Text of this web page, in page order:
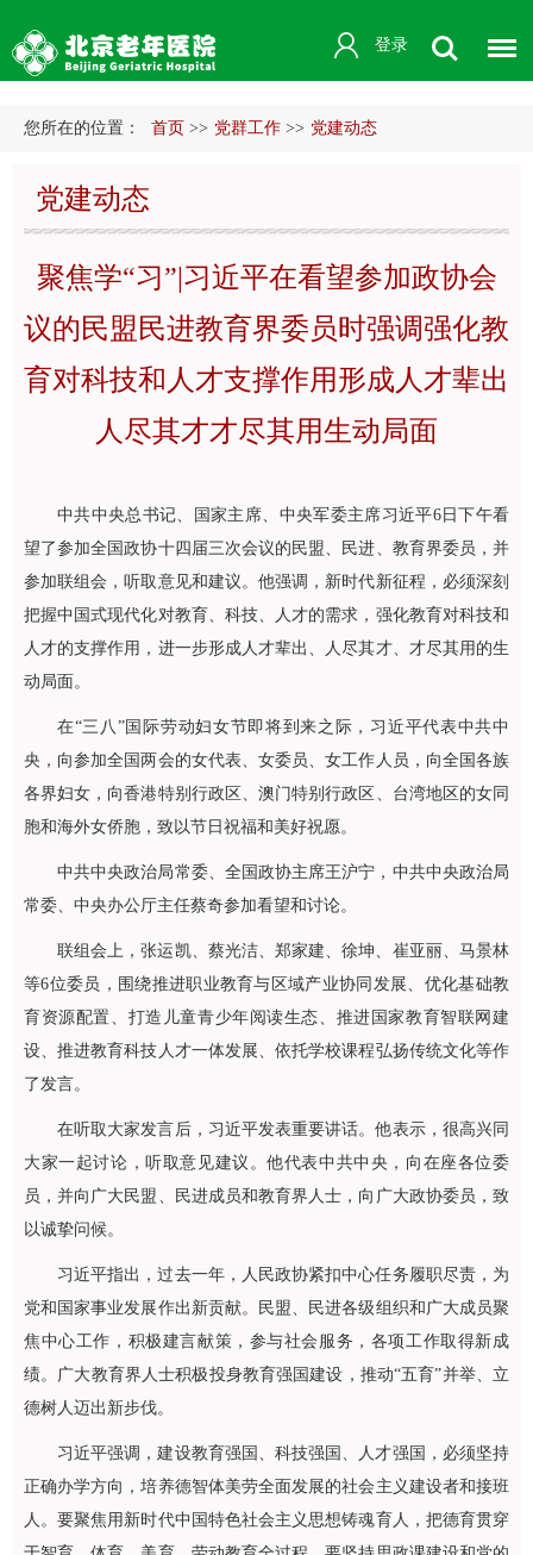
登录
您所在的位置： 首页 >> 党群工作 >> 党建动态
党建动态
聚焦学“习”|习近平在看望参加政协会
议的民盟民进教育界委员时强调强化教
育对科技和人才支撑作用形成人才辈出
人尽其才才尽其用生动局面
中共中央总书记、国家主席、中央军委主席习近平6日下午看
望了参加全国政协十四届三次会议的民盟、民进、教育界委员，并
参加联组会，听取意见和建议。他强调，新时代新征程，必须深刻
把握中国式现代化对教育、科技、人才的需求，强化教育对科技和
人才的支撑作用，进一步形成人才辈出、人尽其才、才尽其用的生
动局面。
在“三八”国际劳动妇女节即将到来之际，习近平代表中共中
央，向参加全国两会的女代表、女委员、女工作人员，向全国各族
各界妇女，向香港特别行政区、澳门特别行政区、台湾地区的女同
胞和海外女侨胞，致以节日祝福和美好祝愿。
中共中央政治局常委、全国政协主席王沪宁，中共中央政治局
常委、中央办公厅主任蔡奇参加看望和讨论。
联组会上，张运凯、蔡光洁、郑家建、徐坤、崔亚丽、马景林
等6位委员，围绕推进职业教育与区域产业协同发展、优化基础教
育资源配置、打造儿童青少年阅读生态、推进国家教育智联网建
设、推进教育科技人才一体发展、依托学校课程弘扬传统文化等作
了发言。
在听取大家发言后，习近平发表重要讲话。他表示，很高兴同
大家一起讨论，听取意见建议。他代表中共中央，向在座各位委
员，并向广大民盟、民进成员和教育界人士，向广大政协委员，致
以诚挚问候。
习近平指出，过去一年，人民政协紧扣中心任务履职尽责，为
党和国家事业发展作出新贡献。民盟、民进各级组织和广大成员聚
焦中心工作，积极建言献策，参与社会服务，各项工作取得新成
绩。广大教育界人士积极投身教育强国建设，推动“五育”并举、立
德树人迈出新步伐。
习近平强调，建设教育强国、科技强国、人才强国，必须坚持
正确办学方向，培养德智体美劳全面发展的社会主义建设者和接班
人。要聚焦用新时代中国特色社会主义思想铸魂育人，把德育贯穿